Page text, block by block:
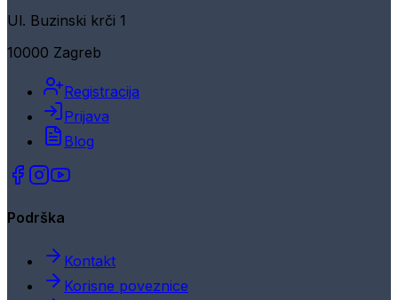
Ul. Buzinski krči 1
10000 Zagreb
Registracija
Prijava
Blog
Podrška
Kontakt
Korisne poveznice